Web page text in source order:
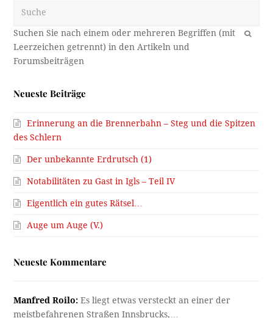
OK
Neueste Beiträge
Erinnerung an die Brennerbahn – Steg und die Spitzen
des Schlern
Der unbekannte Erdrutsch (1)
Notabilitäten zu Gast in Igls – Teil IV
Eigentlich ein gutes Rätsel…
Auge um Auge (V.)
Neueste Kommentare
Manfred Roilo: Es liegt etwas versteckt an einer der
meistbefahrenen Straßen Innsbrucks,…